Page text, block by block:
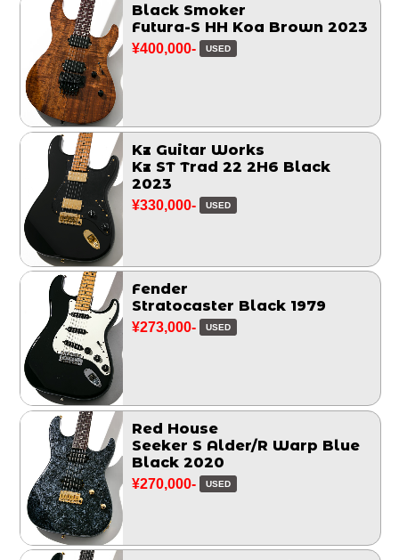
Black Smoker
Futura-S HH Koa Brown 2023
¥400,000- USED
Kz Guitar Works
Kz ST Trad 22 2H6 Black
2023
¥330,000- USED
Fender
Stratocaster Black 1979
¥273,000- USED
Red House
Seeker S Alder/R Warp Blue
Black 2020
¥270,000- USED